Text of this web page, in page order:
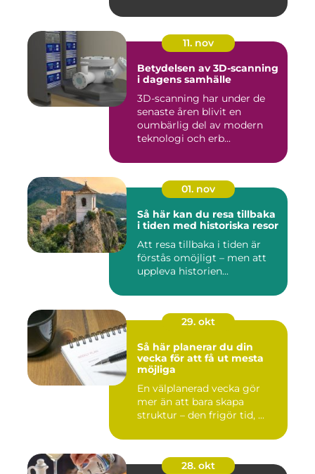
11. nov
Betydelsen av 3D-scanning
i dagens samhälle
3D-scanning har under de
senaste åren blivit en
oumbärlig del av modern
teknologi och erb...
01. nov
Så här kan du resa tillbaka
i tiden med historiska resor
Att resa tillbaka i tiden är
förstås omöjligt – men att
uppleva historien...
29. okt
Så här planerar du din
vecka för att få ut mesta
möjliga
En välplanerad vecka gör
mer än att bara skapa
struktur – den frigör tid, ...
28. okt